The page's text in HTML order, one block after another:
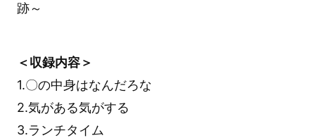
跡～
＜収録内容＞
1.〇の中身はなんだろな
2.気がある気がする
3.ランチタイム